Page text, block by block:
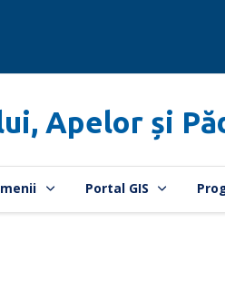
Apelor și
Portal GIS